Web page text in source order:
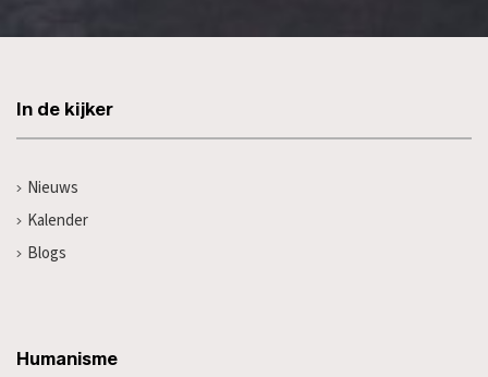
In de kijker
Nieuws
Kalender
Blogs
Humanisme